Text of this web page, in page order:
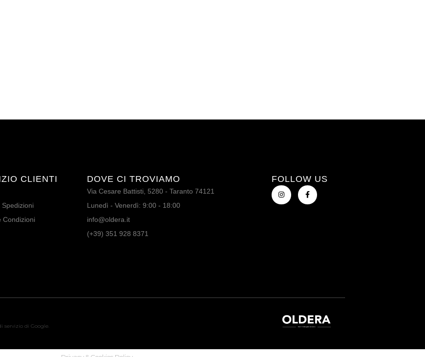
CLIENTI
Condizioni
DOVE CI TROVIAMO
Via Cesare Battisti, 5280 - Taranto 74121
Lunedì - Venerdì: 9:00 - 18:00
info@oldera.it
(+39) 351 928 8371
FOLLOW US
servizio di Google.